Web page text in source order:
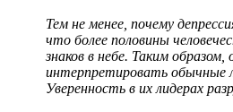
Тем не менее, почему
что более половины
знаков в небе. Таким
интерпретировать обычные
Уверенность в их лидерах